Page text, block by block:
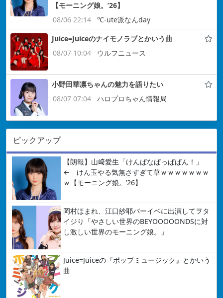
【モーニング娘。’26】
08/06 22:14
℃-ute派なんday
Juice=Juiceのナイモノラブとかいう曲
08/07 10:04
ウルフニュース
小野田華凛ちゃんの魅力を語りたい
08/07 07:04
ハロプロちゃん情報局
ピックアップ
【朗報】山﨑愛生「けんぱなぱっぱぱん！」
← けん玉やる気無さすぎて草ｗｗｗｗｗｗｗ
ｗ【モーニング娘。’26】
岡村ほまれ、江口紗耶バーイベに出演してヲタ
イジり「やさしい世界のBEYOOOOONDSに対
し激しい世界のモーニング娘。」
Juice=Juiceの『ポップミュージック』とかいう
曲